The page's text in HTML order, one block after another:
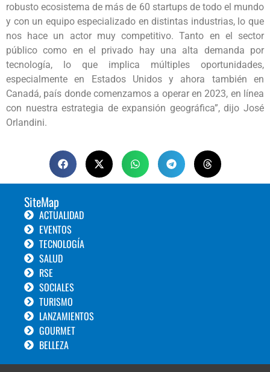
robusto ecosistema de más de 60 startups de todo el mundo
y con un equipo especializado en distintas industrias, lo que
nos hace un actor muy competitivo. Tanto en el sector
público como en el privado hay una alta demanda por
tecnología, lo que implica múltiples oportunidades,
especialmente en Estados Unidos y ahora también en
Canadá, país donde comenzamos a operar en 2023, en línea
con nuestra estrategia de expansión geográfica”, dijo José
Orlandini.
SiteMap
ACTUALIDAD
EVENTOS
TECNOLOGÍA
SALUD
RSE
SOCIALES
TURISMO
LANZAMIENTOS
GOURMET
BELLEZA